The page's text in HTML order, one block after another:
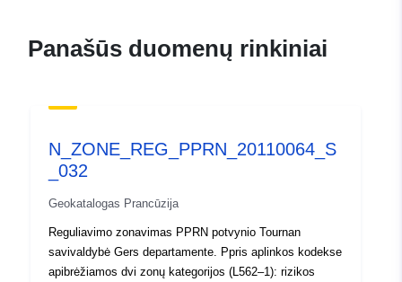
8fc5db10fe22
Rūšis:
codelist/SpatialDataServiceType/
Panašūs duomenų rinkiniai
N_ZONE_REG_PPRN_20110064_S
_032
Geokatalogas Prancūzija
Reguliavimo zonavimas PPRN potvynio Tournan
savivaldybė Gers departamente. Ppris aplinkos kodekse
apibrėžiamos dvi zonų kategorijos (L562–1): rizikos